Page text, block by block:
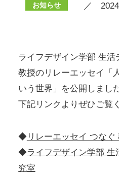
お知らせ ／
ライフデザイン学部 生
教授のリレーエッセイ「
いう世界」を公開しました
下記リンクよりぜひご覧
◆リレーエッセイ つなぐ
◆ライフデザイン学部
究室